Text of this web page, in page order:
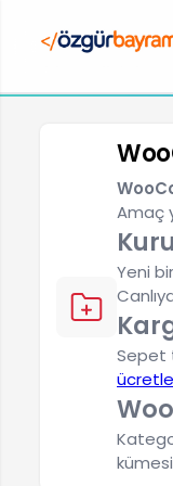
Amaç
Yeni
Sepet